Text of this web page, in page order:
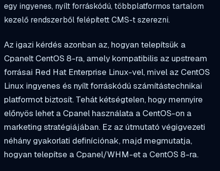
egy ingyenes, nyílt forráskódú, többplatformos tartalom
kezelő rendszerből felépített CMS-t szerezni.
Az igazi kérdés azonban az, hogyan telepítsük a
Cpanelt CentOS 8-ra, amely kompatibilis az upstream
forrásai Red Hat Enterprise Linux-vel, mivel az CentOS
Linux ingyenes és nyílt forráskódú számítástechnikai
platformot biztosít. Tehát kétségtelen, hogy mennyire
előnyös lehet a Cpanel használata a CentOS-on a
marketing stratégiájában. Ez az útmutató végigvezeti
néhány gyakorlati definíciónak, majd megmutatja,
hogyan telepítse a Cpanel/WHM-et a CentOS 8-ra.